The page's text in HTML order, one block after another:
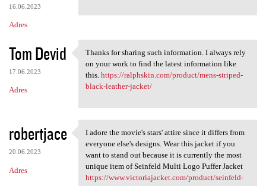
16.06.2023
Adres
Tom Devid
17.06.2023
Adres
Thanks for sharing such
Thanks for sharing such information. I always rely
on your work to find the latest information like
this. https://ralphskin.com/product/mens-striped-
black-leather-jacket/
robertjace
20.06.2023
Adres
I adore the movie's stars'
I adore the movie's stars' attire since it differs from
everyone else's designs. Wear this jacket if you
want to stand out because it is currently the most
unique item of Seinfeld Multi Logo Puffer Jacket
https://www.victoriajacket.com/product/seinfeld-